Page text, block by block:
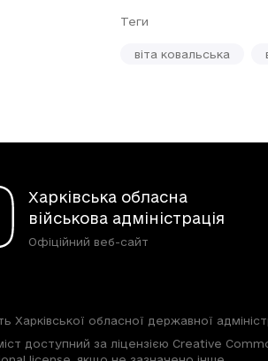
Теги
віта ковальська
Харківська обласна
військова адміністрація
Офіційний веб-сайт
Харківської обласної державної
доступний за ліцензією Creative